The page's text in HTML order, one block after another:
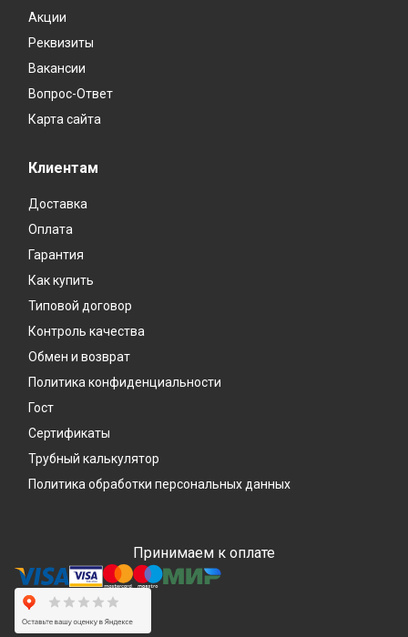
Акции
Реквизиты
Вакансии
Вопрос-Ответ
Карта сайта
Клиентам
Доставка
Оплата
Гарантия
Как купить
Типовой договор
Контроль качества
Обмен и возврат
Политика конфиденциальности
Гост
Сертификаты
Трубный калькулятор
Политика обработки персональных данных
Принимаем к оплате